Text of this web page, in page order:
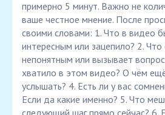
примерно 5 минут. Важно не
ваше честное мнение. После
своими словами: 1. Что в видео
интересным или зацепило? 2. Что
непонятным или вызывает
хватило в этом видео? О чём
услышать? 4. Есть ли у вас
Если да какие именно? 5. Что